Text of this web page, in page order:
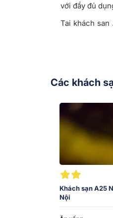
với đầy đủ
Tại khách
Các khách
Khách sạn A25
Nội